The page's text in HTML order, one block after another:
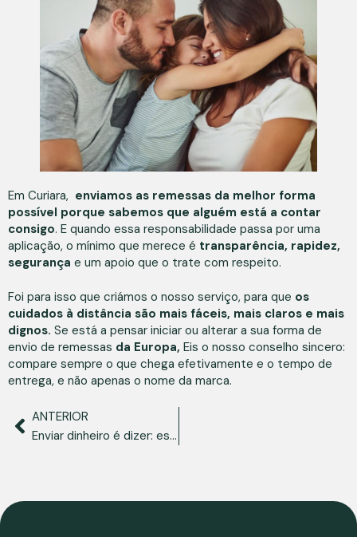
Em Curiara, enviamos as remessas da melhor forma
possível porque sabemos que alguém está a contar
consigo. E quando essa responsabilidade passa por uma
aplicação, o mínimo que merece é transparência, rapidez,
segurança e um apoio que o trate com respeito.
Foi para isso que criámos o nosso serviço, para que os
cuidados à distância são mais fáceis, mais claros e mais
dignos. Se está a pensar iniciar ou alterar a sua forma de
envio de remessas da Europa, Eis o nosso conselho sincero:
compare sempre o que chega efetivamente e o tempo de
entrega, e não apenas o nome da marca.
ANTERIOR
Enviar dinheiro é dizer: estou convosco, mesmo que esteja longe.